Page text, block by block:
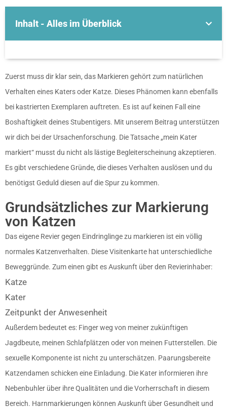
Inhalt - Alles im Überblick
Zuerst muss dir klar sein, das Markieren gehört zum natürlichen
Verhalten eines Katers oder Katze. Dieses Phänomen kann ebenfalls
bei kastrierten Exemplaren auftreten. Es ist auf keinen Fall eine
Boshaftigkeit deines Stubentigers. Mit unserem Beitrag unterstützen
wir dich bei der Ursachenforschung. Die Tatsache „mein Kater
markiert“ musst du nicht als lästige Begleiterscheinung akzeptieren.
Es gibt verschiedene Gründe, die dieses Verhalten auslösen und du
benötigst Geduld diesen auf die Spur zu kommen.
Grundsätzliches zur Markierung
von Katzen
Das eigene Revier gegen Eindringlinge zu markieren ist ein völlig
normales Katzenverhalten. Diese Visitenkarte hat unterschiedliche
Beweggründe. Zum einen gibt es Auskunft über den Revierinhaber:
Katze
Kater
Zeitpunkt der Anwesenheit
Außerdem bedeutet es: Finger weg von meiner zukünftigen
Jagdbeute, meinen Schlafplätzen oder von meinen Futterstellen. Die
sexuelle Komponente ist nicht zu unterschätzen. Paarungsbereite
Katzendamen schicken eine Einladung. Die Kater informieren ihre
Nebenbuhler über ihre Qualitäten und die Vorherrschaft in diesem
Bereich. Harnmarkierungen können Auskunft über Gesundheit und